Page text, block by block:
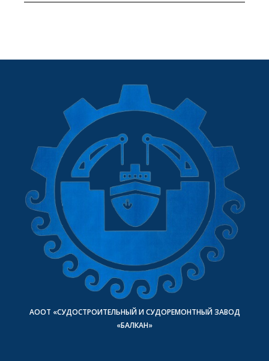
АООТ «СУДОСТРОИТЕЛЬНЫЙ И СУДОРЕМОНТНЫЙ ЗАВОД
«БАЛКАН»